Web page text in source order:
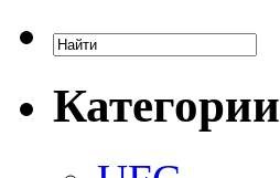
Категории